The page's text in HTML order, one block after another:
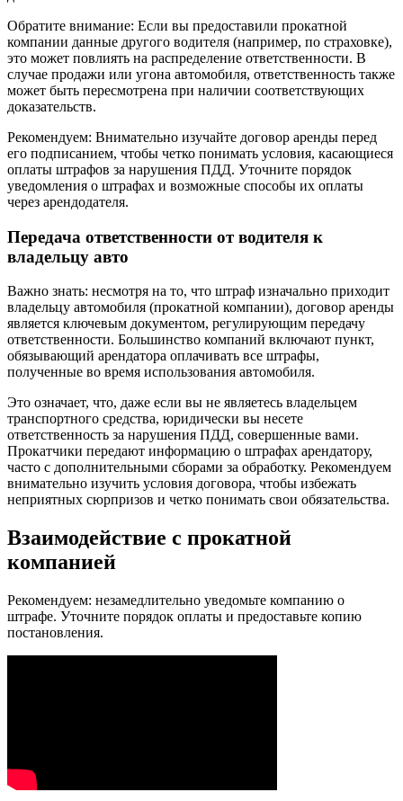
Обратите внимание: Если вы предоставили прокатной
компании данные другого водителя (например, по страховке),
это может повлиять на распределение ответственности. В
случае продажи или угона автомобиля, ответственность также
может быть пересмотрена при наличии соответствующих
доказательств.
Рекомендуем: Внимательно изучайте договор аренды перед
его подписанием, чтобы четко понимать условия, касающиеся
оплаты штрафов за нарушения ПДД. Уточните порядок
уведомления о штрафах и возможные способы их оплаты
через арендодателя.
Передача ответственности от водителя к
владельцу авто
Важно знать: несмотря на то, что штраф изначально приходит
владельцу автомобиля (прокатной компании), договор аренды
является ключевым документом, регулирующим передачу
ответственности. Большинство компаний включают пункт,
обязывающий арендатора оплачивать все штрафы,
полученные во время использования автомобиля.
Это означает, что, даже если вы не являетесь владельцем
транспортного средства, юридически вы несете
ответственность за нарушения ПДД, совершенные вами.
Прокатчики передают информацию о штрафах арендатору,
часто с дополнительными сборами за обработку. Рекомендуем
внимательно изучить условия договора, чтобы избежать
неприятных сюрпризов и четко понимать свои обязательства.
Взаимодействие с прокатной
компанией
Рекомендуем: незамедлительно уведомьте компанию о
штрафе. Уточните порядок оплаты и предоставьте копию
постановления.